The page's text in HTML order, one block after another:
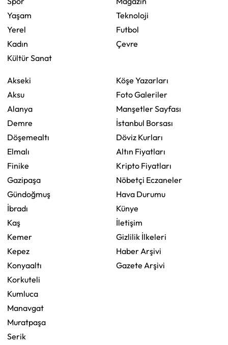
Yaşam
Yerel
Kadın
Kültür Sanat
Teknoloji
Futbol
Çevre
Akseki
Aksu
Alanya
Demre
Döşemealtı
Elmalı
Finike
Gazipaşa
Gündoğmuş
İbradı
Kaş
Kemer
Kepez
Konyaaltı
Korkuteli
Kumluca
Manavgat
Muratpaşa
Serik
Köşe Yazarları
Foto Galeriler
Manşetler Sayfası
İstanbul Borsası
Döviz Kurları
Altın Fiyatları
Kripto Fiyatları
Nöbetçi Eczaneler
Hava Durumu
Künye
İletişim
Gizlilik İlkeleri
Haber Arşivi
Gazete Arşivi